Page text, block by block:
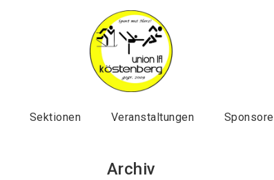
Sektionen Veranstaltungen
Archiv